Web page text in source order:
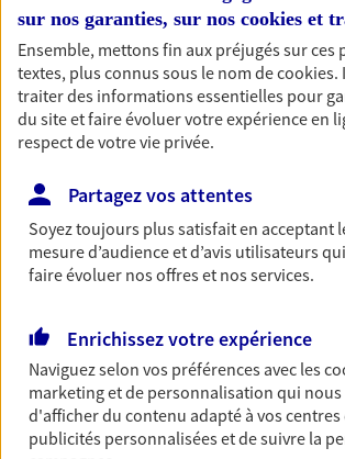
entreprises
Comme vous, nous sommes des
bâtissons ensemble des solutions
protéger votre activité, vos
vous-même et votre famille.
Accompagner vos
vie
Achat immobilier, installation, départ à la
cohérent avec vos besoins
Vous aider à
épargne
sur nos garanties, sur nos cookies et
Ensemble, mettons fin aux préjugés sur ces
textes, plus connus sous le nom decookies.
traiter des informations essentielles pour
du site et faire évoluer votre expérience en
respect de votre vie privée.
Partagez vos attentes
Soyez toujours plus satisfait en acceptant
mesure d’audience et d’avis utilisateurs
faire évoluer nos offres et nos services.
Enrichissez votre expérience
Naviguez selon vos préférences avec les
marketing et de personnalisation qui
d'afficher du contenu adapté à vos
publicités personnalisées et de suivre la